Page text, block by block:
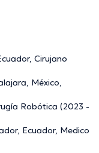
Cirujano
México,
Robótica (2023 -
Ecuador, Medico